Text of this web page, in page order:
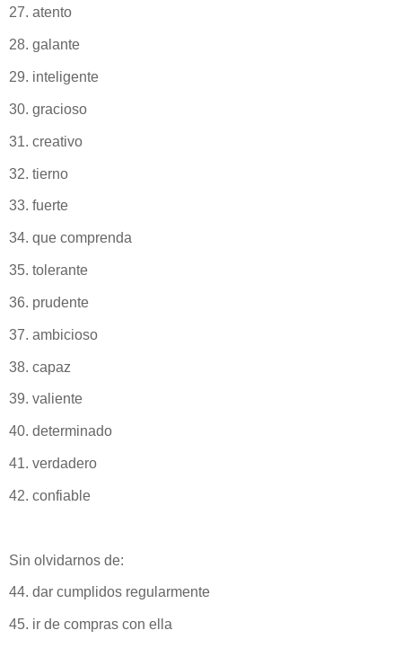
27. atento
28. galante
29. inteligente
30. gracioso
31. creativo
32. tierno
33. fuerte
34. que comprenda
35. tolerante
36. prudente
37. ambicioso
38. capaz
39. valiente
40. determinado
41. verdadero
42. confiable
Sin olvidarnos de:
44. dar cumplidos regularmente
45. ir de compras con ella